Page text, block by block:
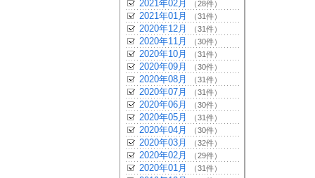
2021年02月 （28件）
2021年01月 （31件）
2020年12月 （31件）
2020年11月 （30件）
2020年10月 （31件）
2020年09月 （30件）
2020年08月 （31件）
2020年07月 （31件）
2020年06月 （30件）
2020年05月 （31件）
2020年04月 （30件）
2020年03月 （32件）
2020年02月 （29件）
2020年01月 （31件）